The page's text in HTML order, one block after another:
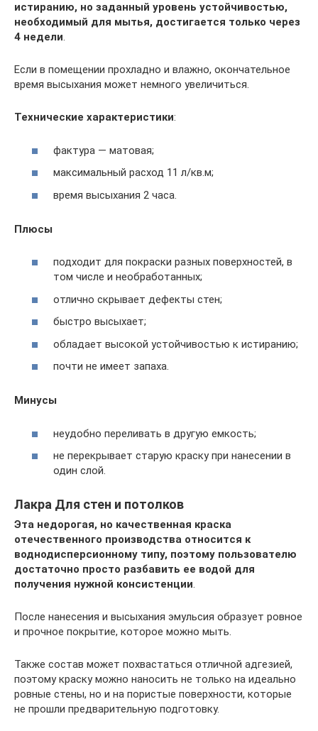
истиранию, но заданный уровень устойчивостью,
необходимый для мытья, достигается только через
4 недели.
Если в помещении прохладно и влажно, окончательное
время высыхания может немного увеличиться.
Технические характеристики:
фактура — матовая;
максимальный расход 11 л/кв.м;
время высыхания 2 часа.
Плюсы
подходит для покраски разных поверхностей, в
том числе и необработанных;
отлично скрывает дефекты стен;
быстро высыхает;
обладает высокой устойчивостью к истиранию;
почти не имеет запаха.
Минусы
неудобно переливать в другую емкость;
не перекрывает старую краску при нанесении в
один слой.
Лакра Для стен и потолков
Эта недорогая, но качественная краска
отечественного производства относится к
воднодисперсионному типу, поэтому пользователю
достаточно просто разбавить ее водой для
получения нужной консистенции.
После нанесения и высыхания эмульсия образует ровное
и прочное покрытие, которое можно мыть.
Также состав может похвастаться отличной адгезией,
поэтому краску можно наносить не только на идеально
ровные стены, но и на пористые поверхности, которые
не прошли предварительную подготовку.